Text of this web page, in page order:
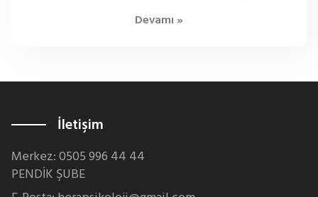
Devamı »
İletişim
Merkez: 0505 996 44 44
PENDİK ŞUBE